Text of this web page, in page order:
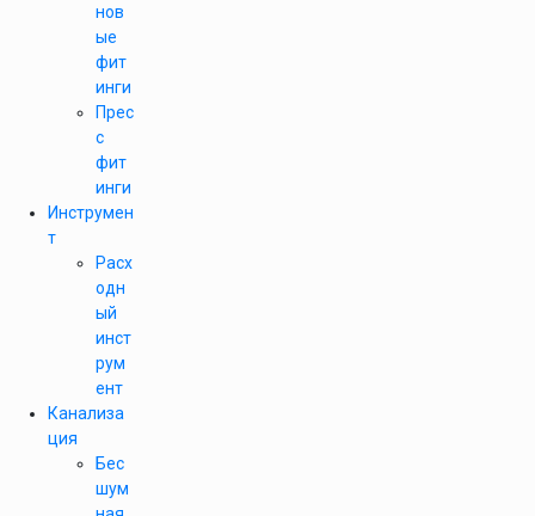
нов
ые
фит
инги
Прес
с
фит
инги
Инструмен
т
Расх
одн
ый
инст
рум
ент
Канализа
ция
Бес
шум